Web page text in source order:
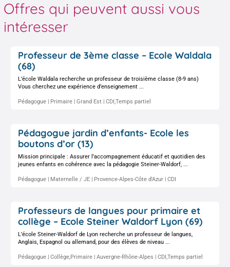
Offres qui peuvent aussi vous
intéresser
Professeur de 3ème classe – Ecole Waldala
(68)
L’école Waldala recherche un professeur de troisième classe (8-9 ans)
Vous cherchez une expérience d’enseignement ...
Pédagogue Primaire Grand Est CDI,Temps partiel
Pédagogue jardin d’enfants- Ecole les
boutons d’or (13)
Mission principale : Assurer l’accompagnement éducatif et quotidien des
jeunes enfants en cohérence avec la pédagogie Steiner-Waldorf, ...
Pédagogue Maternelle / JE Provence-Alpes-Côte d'Azur CDI
Professeurs de langues pour primaire et
collège – Ecole Steiner Waldorf Lyon (69)
L’école Steiner-Waldorf de Lyon recherche un professeur de langues,
Anglais, Espagnol ou allemand, pour des élèves de niveau ...
Pédagogue Collège,Primaire Auvergne-Rhône-Alpes CDI,Temps partiel